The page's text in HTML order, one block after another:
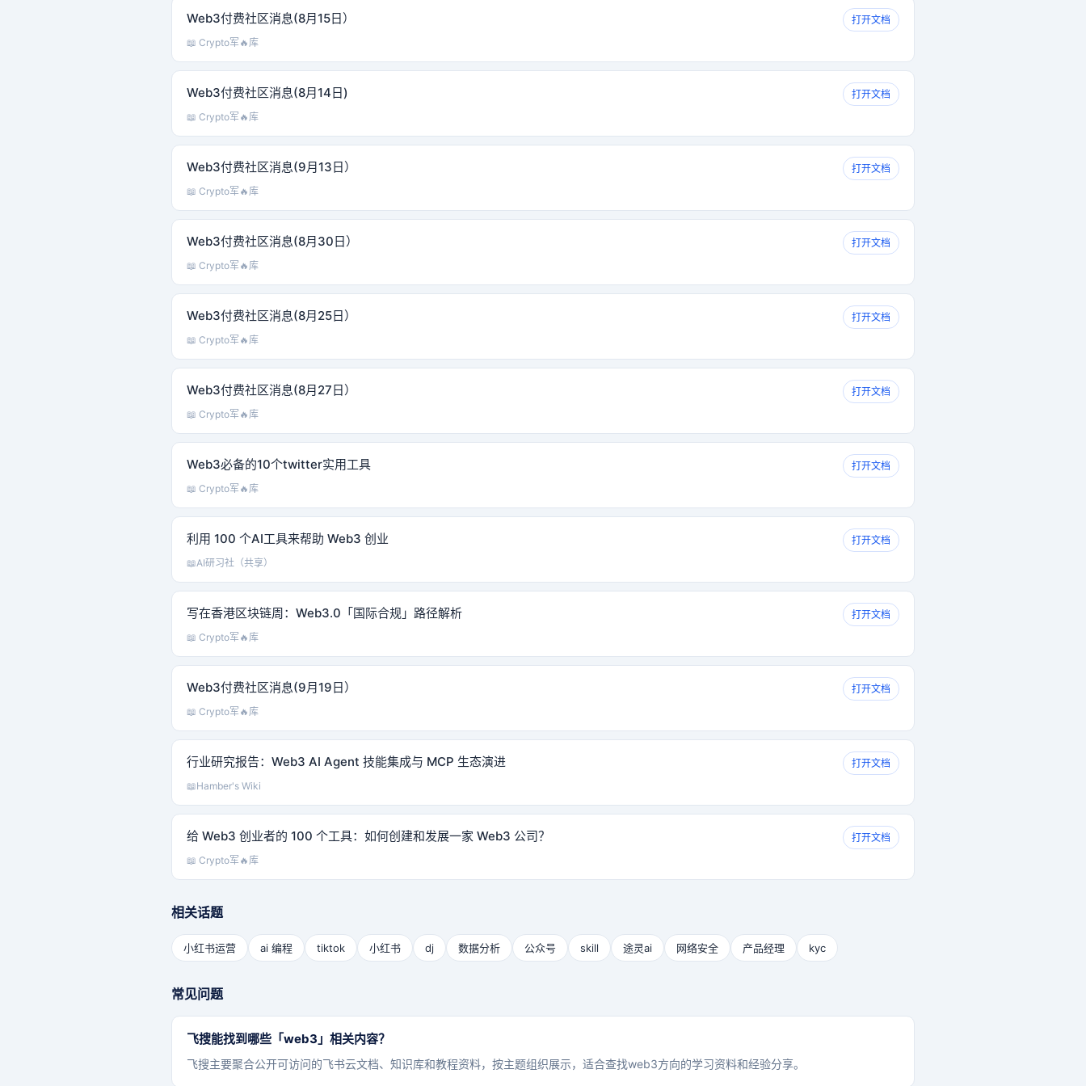
Web3付费社区消息(8月15日）
打开文档
📖 Crypto军🔥库
Web3付费社区消息(8月14日)
打开文档
📖 Crypto军🔥库
Web3付费社区消息(9月13日）
打开文档
📖 Crypto军🔥库
Web3付费社区消息(8月30日）
打开文档
📖 Crypto军🔥库
Web3付费社区消息(8月25日）
打开文档
📖 Crypto军🔥库
Web3付费社区消息(8月27日）
打开文档
📖 Crypto军🔥库
Web3必备的10个twitter实用工具
打开文档
📖 Crypto军🔥库
利用 100 个AI工具来帮助 Web3 创业
打开文档
📖AI研习社（共享）
写在香港区块链周：Web3.0「国际合规」路径解析
打开文档
📖 Crypto军🔥库
Web3付费社区消息(9月19日）
打开文档
📖 Crypto军🔥库
行业研究报告：Web3 AI Agent 技能集成与 MCP 生态演进
打开文档
📖Hamber's Wiki
给 Web3 创业者的 100 个工具：如何创建和发展一家 Web3 公司？
打开文档
📖 Crypto军🔥库
相关话题
小红书运营 ai 编程 tiktok 小红书 dj 数据分析 公众号 skill 途灵ai 网络安全 产品经理 kyc
常见问题
飞搜能找到哪些「web3」相关内容？
飞搜主要聚合公开可访问的飞书云文档、知识库和教程资料，按主题组织展示，适合查找web3方向的学习资料和经验分享。